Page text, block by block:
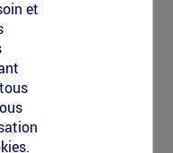
et